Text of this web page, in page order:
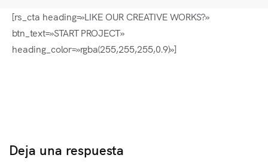
[rs_cta heading=»LIKE OUR CREATIVE WORKS?»
btn_text=»START PROJECT»
heading_color=»rgba(255,255,255,0.9)»]
Deja una respuesta